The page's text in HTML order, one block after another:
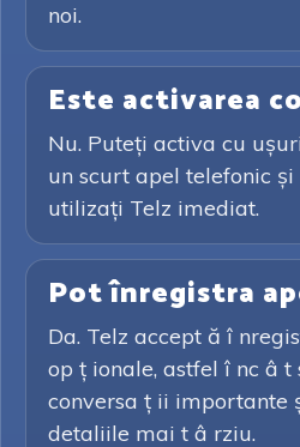
noi.
Este activarea
Nu. Puteți activa cu
un scurt apel telefonic
utilizați Telz imediat.
Pot înregistra
Da. Telz accept ă î
op ț ionale, astfel î nc â
conversa ț ii importante
detaliile mai t â rziu.